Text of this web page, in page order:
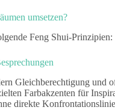
umsetzen?
Feng Shui-Prinzipien:
Gleichberechtigung und
Farbakzenten für
direkte